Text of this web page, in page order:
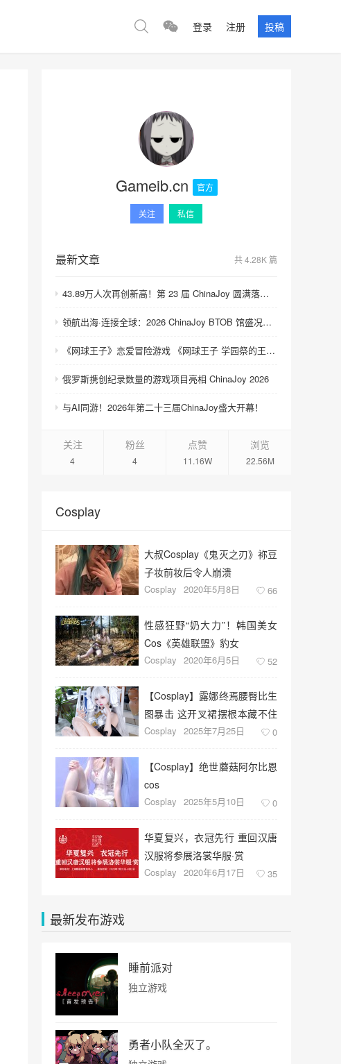
登录 注册 投稿
Gameib.cn 官方
关注 私信
最新文章 共 4.28K 篇
43.89万人次再创新高！第 23 届 ChinaJoy 圆满落幕：感谢有你，共赴这场“与 AI 同游”的盛夏之约
领航出海·连接全球：2026 ChinaJoy BTOB 馆盛况空前
《网球王子》恋爱冒险游戏 《网球王子 学园祭的王子们 ♡-40 and more…》与《网球王子 心跳求生 Tie break ♡game》发售
俄罗斯携创纪录数量的游戏项目亮相 ChinaJoy 2026
与AI同游！2026年第二十三届ChinaJoy盛大开幕！
关注
4
粉丝
4
点赞
11.16W
浏览
22.56M
Cosplay
大叔Cosplay《鬼灭之刃》祢豆
子妆前妆后令人崩溃
Cosplay 2020年5月8日 66
性感狂野“奶大力”！韩国美女
Cos《英雄联盟》豹女
Cosplay 2020年6月5日 52
【Cosplay】露娜终焉腰臀比生
图暴击 这开叉裙摆根本藏不住
肉感美腿
Cosplay 2025年7月25日 0
【Cosplay】绝世蘑菇阿尔比恩
cos
Cosplay 2025年5月10日 0
华夏复兴，衣冠先行 重回汉唐
汉服将参展洛裳华服·赏
Cosplay 2020年6月17日 35
最新发布游戏
睡前派对
独立游戏
勇者小队全灭了。